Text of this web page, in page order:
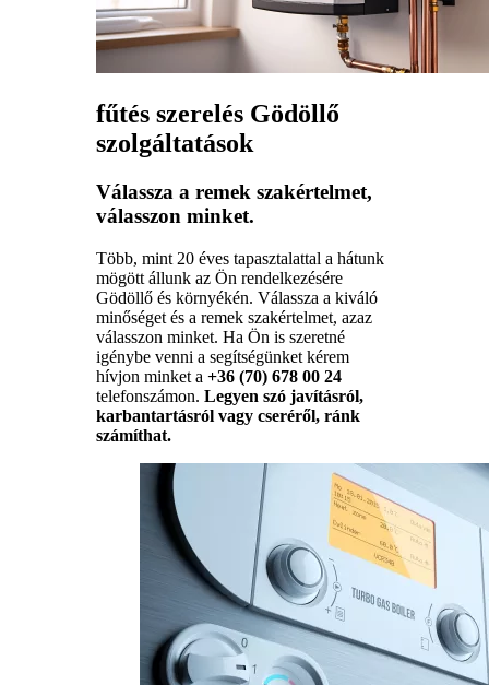
fűtés szerelés Gödöllő
szolgáltatások
Válassza a remek szakértelmet,
válasszon minket.
Több, mint 20 éves tapasztalattal a hátunk
mögött állunk az Ön rendelkezésére
Gödöllő és környékén. Válassza a kiváló
minőséget és a remek szakértelmet, azaz
válasszon minket. Ha Ön is szeretné
igénybe venni a segítségünket kérem
hívjon minket a +36 (70) 678 00 24
telefonszámon. Legyen szó javításról,
karbantartásról vagy cseréről, ránk
számíthat.